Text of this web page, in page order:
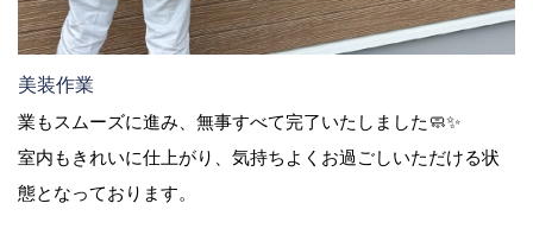
美装作業
業もスムーズに進み、無事すべて完了いたしました🧼✨
室内もきれいに仕上がり、気持ちよくお過ごしいただける状
態となっております。